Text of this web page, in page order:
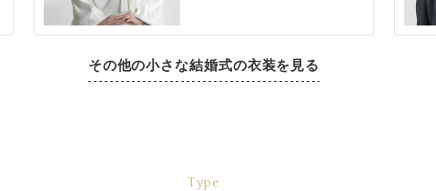
その他の小さな結婚式の衣装を見る
Type